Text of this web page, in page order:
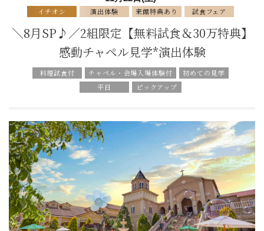
イチオシ 演出体験 来館特典あり 試食フェア
＼8月SP♪／2組限定【無料試食＆30万特典】
感動チャペル見学*演出体験
料理試食付 チャペル・会場入場体験付
初めての見学
平日
ピックアップ